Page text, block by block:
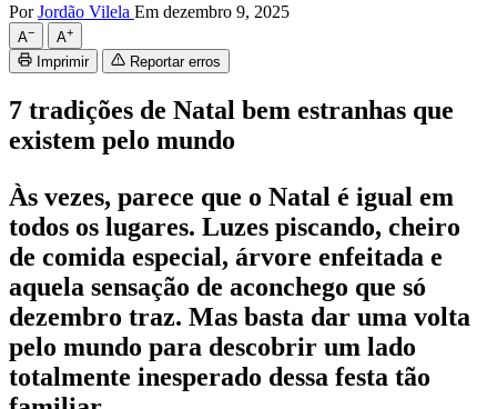
PorJordão Vilela Em dezembro 9, 2025
A− A+
Imprimir Reportar erros
7 tradições de Natal bem estranhas que
existem pelo mundo
Às vezes, parece que o Natal é igual em
todos os lugares. Luzes piscando, cheiro
de comida especial, árvore enfeitada e
aquela sensação de aconchego que só
dezembro traz. Mas basta dar uma volta
pelo mundo para descobrir um lado
totalmente inesperado dessa festa tão